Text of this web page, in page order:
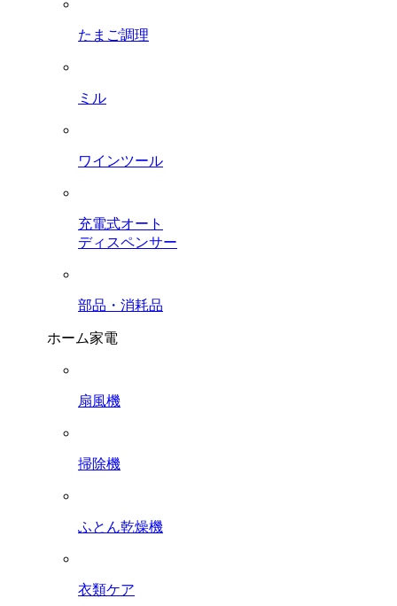
たまご調理
ミル
ワインツール
充電式オート
ディスペンサー
部品・消耗品
ホーム家電
扇風機
掃除機
ふとん乾燥機
衣類ケア